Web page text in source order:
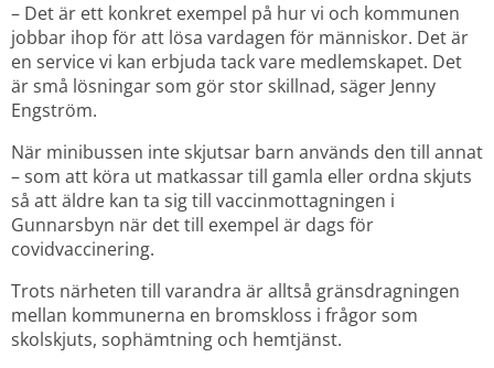
– Det är ett konkret exempel på hur vi och kommunen
jobbar ihop för att lösa vardagen för människor. Det är
en service vi kan erbjuda tack vare medlemskapet. Det
är små lösningar som gör stor skillnad, säger Jenny
Engström.
När minibussen inte skjutsar barn används den till annat
– som att köra ut matkassar till gamla eller ordna skjuts
så att äldre kan ta sig till vaccinmottagningen i
Gunnarsbyn när det till exempel är dags för
covidvaccinering.
Trots närheten till varandra är alltså gränsdragningen
mellan kommunerna en bromskloss i frågor som
skolskjuts, sophämtning och hemtjänst.